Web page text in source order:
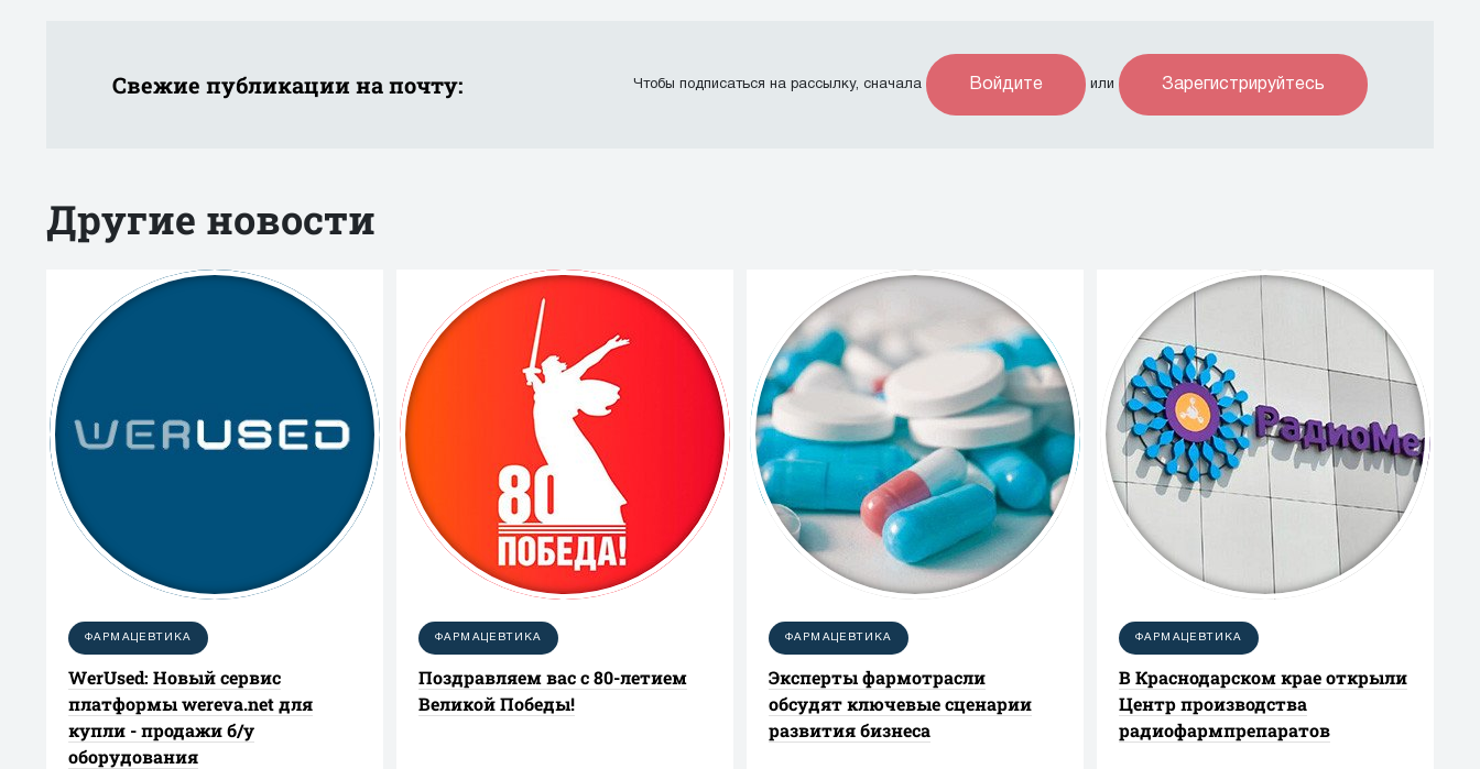
Свежие публикации на почту: Чтобы подписаться на рассылку, сначала Войдите или Зарегистрируйтесь
Другие новости
ФАРМАЦЕВТИКА
WerUsed: Новый сервис
платформы wereva.net для
купли - продажи б/у
оборудования
ФАРМАЦЕВТИКА
Поздравляем вас с 80-летием
Великой Победы!
ФАРМАЦЕВТИКА
Эксперты фармотрасли
обсудят ключевые сценарии
развития бизнеса
ФАРМАЦЕВТИКА
В Краснодарском крае открыли
Центр производства
радиофармпрепаратов